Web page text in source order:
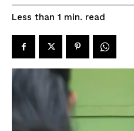
Less than 1 min. read